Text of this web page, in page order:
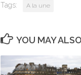
Tags: A la une
YOU MAY